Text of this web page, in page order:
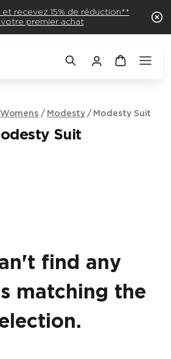
et recevez 15% de réduction**
votre premier achat
Womens Modesty Modesty Suit
Suit
find any
matching the